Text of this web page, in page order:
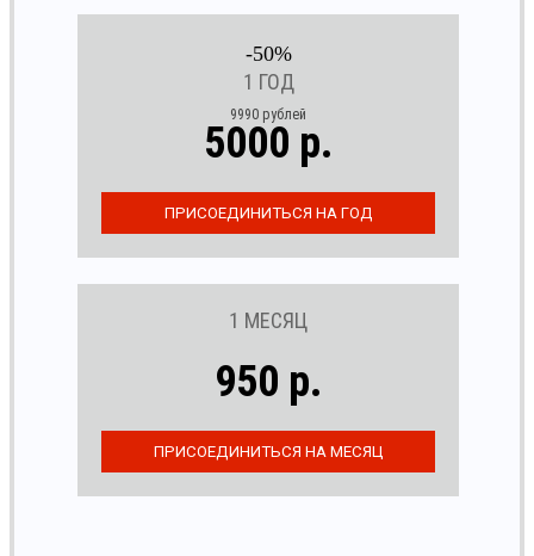
-50%
1 ГОД
9990 рублей
5000 р.
1 МЕСЯЦ
950 р.